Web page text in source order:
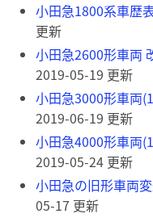
小田急1800系車歴
更新
小田急2600形車両
2019-05-19 更新
小田急3000形車両
2019-06-19 更新
小田急4000形車両
2019-05-24 更新
小田急の旧形車両
05-17 更新